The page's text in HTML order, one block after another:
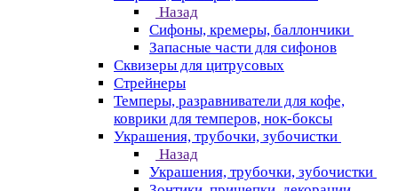
Назад
Сифоны, кремеры, баллончики
Запасные части для сифонов
Сквизеры для цитрусовых
Стрейнеры
Темперы, разравниватели для кофе,
коврики для темперов, нок-боксы
Украшения, трубочки, зубочистки
Назад
Украшения, трубочки, зубочистки